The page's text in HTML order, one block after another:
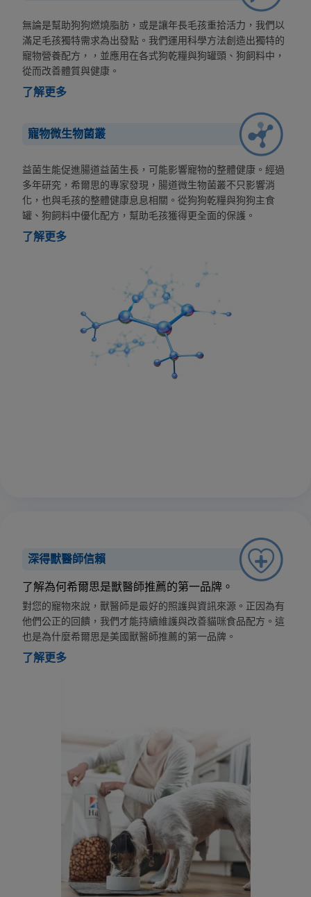
無論是幫助狗狗燃燒脂肪，或是讓年長毛孩重拾活力，我們以
滿足毛孩獨特需求為出發點。我們運用科學方法創造出獨特的
寵物營養配方，，並應用在各式狗乾糧與狗罐頭、狗飼料中，
從而改善體質與健康。
了解更多
寵物微生物菌叢
益菌生能促進腸道益菌生長，可能影響寵物的整體健康。經過
多年研究，希爾思的專家發現，腸道微生物菌叢不只影響消
化，也與毛孩的整體健康息息相關。從狗狗乾糧與狗狗主食
罐、狗飼料中優化配方，幫助毛孩獲得更全面的保護。
了解更多
深得獸醫師信賴
了解為何希爾思是獸醫師推薦的第一品牌。
對您的寵物來說，獸醫師是最好的照護與資訊來源。正因為有
他們公正的回饋，我們才能持續維護與改善貓咪食品配方。這
也是為什麼希爾思是美國獸醫師推薦的第一品牌。
了解更多